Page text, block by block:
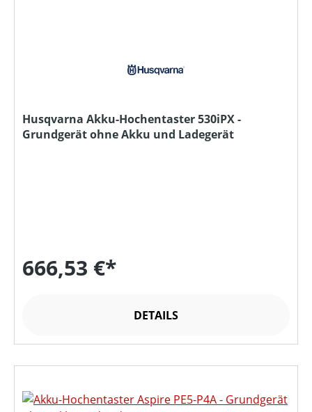
Husqvarna Akku-Hochentaster 530iPX -
Grundgerät ohne Akku und Ladegerät
666,53 €*
DETAILS